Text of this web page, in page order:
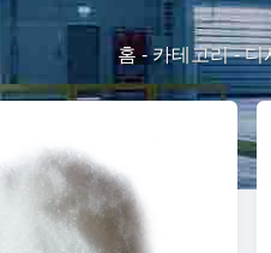
홈- 카테고리-디